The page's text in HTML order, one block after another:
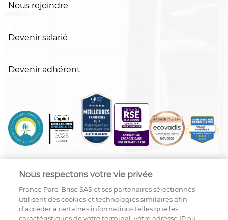
Nous rejoindre
Devenir salarié
Devenir adhérent
Nous respectons votre vie privée
France Pare-Brise SAS et ses partenaires sélectionnés
utilisent des cookies et technologies similaires afin
d’accéder à certaines informations telles que les